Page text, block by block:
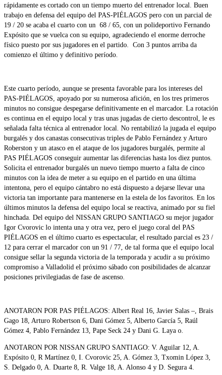
rápidamente es cortado con un tiempo muerto del entrenador local. Buen
trabajo en defensa del equipo del PAS-PIÉLAGOS pero con un parcial de
19 / 20 se acaba el cuarto con un 68 / 65, con un polideportivo Fernando
Expósito que se vuelca con su equipo, agradeciendo el enorme derroche
físico puesto por sus jugadores en el partido. Con 3 puntos arriba da
comienzo el último y definitivo período.
Este cuarto período, aunque se presenta favorable para los intereses del
PAS-PIÉLAGOS, apoyado por su numerosa afición, en los tres primeros
minutos no consigue despegarse definitivamente en el marcador. La rotación
es continua en el equipo local y tras unas jugadas de cierto descontrol, le es
señalada falta técnica al entrenador local. No rentabilizó la jugada el equipo
burgalés y dos canastas consecutivas triples de Pablo Fernández y Arturo
Roberston y un atasco en el ataque de los jugadores burgalés, permite al
PAS PIÉLAGOS conseguir aumentar las diferencias hasta los diez puntos.
Solicita el entrenador burgalés un nuevo tiempo muerto a falta de cinco
minutos con la idea de meter a su equipo en el partido en una última
intentona, pero el equipo cántabro no está dispuesto a dejarse llevar una
victoria tan importante para mantenerse en la estela de los favoritos. En los
últimos minutos la defensa del equipo local se reactiva, animado por su fiel
hinchada. Del equipo del NISSAN GRUPO SANTIAGO su mejor jugador
Igor Cvorovic lo intenta una y otra vez, pero el juego coral del PAS
PIÉLAGOS en el último cuarto es espectacular, el resultado parcial es 23 /
12 para cerrar el marcador con un 91 / 77, de tal forma que el equipo local
consigue sellar la segunda victoria de la temporada y acudir a su próximo
compromiso a Valladolid el próximo sábado con posibilidades de alcanzar
posiciones privilegiadas de fase de ascenso.
ANOTARON POR PAS PIÉLAGOS: Albert Real 16, Javier Salas –, Brais
Gago 18, Arturo Robertson 6, Dani Gómez 5, Alberto García 5, Raúl
Gómez 4, Pablo Fernández 13, Pape Seck 24 y Dani G. Laya o.
ANOTARON POR NISSAN GRUPO SANTIAGO: V. Aguilar 12, A.
Expósito 0, R Martínez 0, I. Cvorovic 25, A. Gómez 3, Txomin López 3,
S. Delgado 0, A. Duarte 8, R. Valge 18, A. Alonso 4 y D. Segura 4.